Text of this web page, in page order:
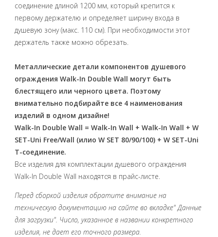
соединение длиной 1200 мм, который крепится к
первому держателю и определяет ширину входа в
душевую зону (макс. 110 см). При необходимости этот
держатель также можно обрезать.
Металлические детали компонентов душевого
ограждения Walk-In Double Wall могут быть
блестящего или черного цвета. Поэтому
внимательно подбирайте все 4 наименования
изделий в одном дизайне!
Walk-In Double Wall = Walk-In Wall + Walk-In Wall + W
SET-Uni Free/Wall (илиo W SET 80/90/100) + W SET-Uni
T-соединение.
Все изделия для комплектации душевого ограждения
Walk-In Double Wall находятся в прайс-листе.
Перед сборкой изделия обратите внимание на
техническую документацию на сайте во вкладке" Данные
для загрузки". Число, указанное в названии конкретного
изделия, не дает его точного размера.